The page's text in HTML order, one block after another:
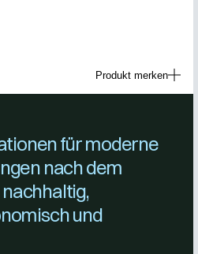
Produkt merken
für moderne
nach dem
und